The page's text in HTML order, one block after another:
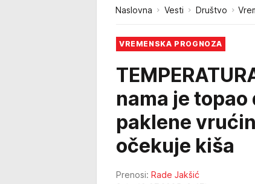
Naslovna Vesti Društvo
VREMENSKA PROGNOZA
nama je topao
paklene
očekuje kiša
Prenosi: Rade Jakšić